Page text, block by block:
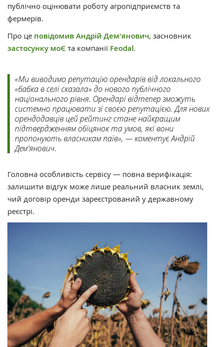
публічно оцінювати роботу агропідприємств та
фермерів.
Про це повідомивАндрій Дем'янович, засновник
застосунку моЄ та компанії Feodal.
«Ми виводимо репутацію орендарів від локального
«бабка в селі сказала» до нового публічного
національного рівня. Орендарі відтепер зможуть
системно працювати зі своєю репутацією. Для нових
орендодавців цей рейтинг стане найкращим
підтвердженням обіцянок та умов, які вони
пропонують власникам паїв», — коментує Андрій
Дем'янович.
Головна особливість сервісу — повна верифікація:
залишити відгук може лише реальний власник землі,
чий договір оренди зареєстрований у державному
реєстрі.